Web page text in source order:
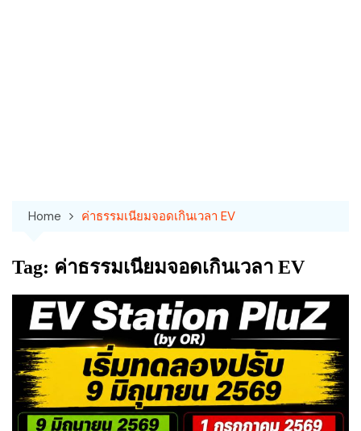
Home ค่าธรรมเนียมจอดเกินเวลา EV
Tag: ค่าธรรมเนียมจอดเกินเวลา EV